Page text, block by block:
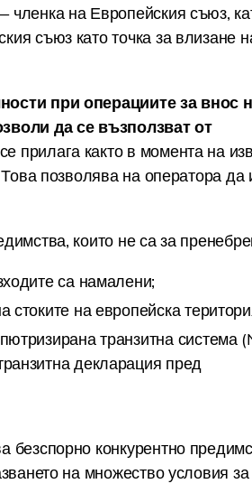
на Европейския съюз,
съюз като точка за влизане
при операциите за внос
да се възползват от
прилага както в момента на
позволява на оператора да
които не са за
са намалени;
на европейска
транзитна система
декларация пред
конкурентно
на множество условия